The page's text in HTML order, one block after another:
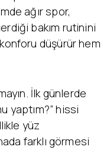
ağır spor,
bakım rutinini
düşürür hem
İlk günlerde
yaptım?” hissi
yüz
farklı görmesi